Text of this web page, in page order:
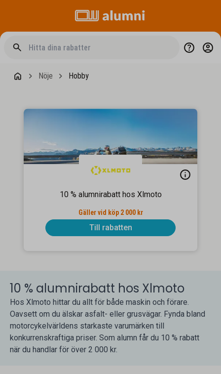
Nöje Hobby
10 % alumnirabatt hos Xlmoto
Gäller vid köp 2 000 kr
Till rabatten
10 % alumnirabatt hos Xlmoto
Hos Xlmoto hittar du allt för både maskin och förare.
Oavsett om du älskar asfalt- eller grusvägar. Fynda bland
motorcykelvärldens starkaste varumärken till
konkurrenskraftiga priser. Som alumn får du 10 % rabatt
när du handlar för över 2 000 kr.